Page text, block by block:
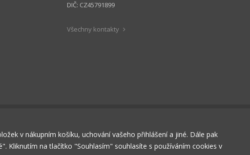
DIČ: CZ45791899
Všechny kontakty
KOŠÍKPRÁZDNÝ
v nákupním košíku, uchování vašeho přihlášení a jiné. Dále pak
na tlačítko "Souhlasím" souhlasíte s používáním cookies v